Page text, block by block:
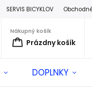
SERVIS BICYKLOV
Nákupný košík
Prázdny košík
DOPLNKY